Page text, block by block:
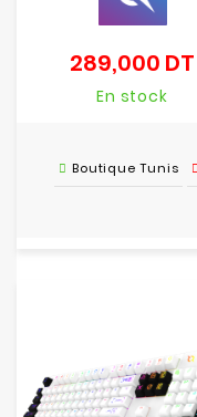
289,000 DT
En stock
Boutique Tunis